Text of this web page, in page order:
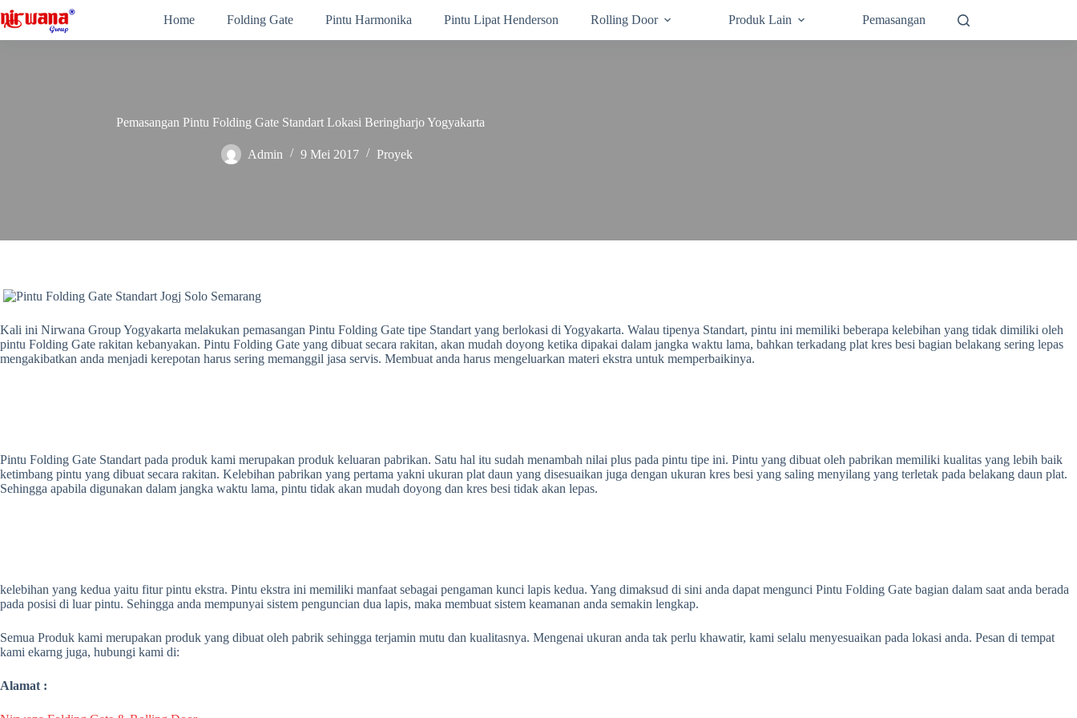
to
Home Folding Gate Pintu Harmonika Pintu Lipat Henderson Rolling Door Produk Lain Pemasangan
Pemasangan Pintu Folding Gate Standart Lokasi Beringharjo Yogyakarta
Admin 9 Mei 2017 Proyek
Kali ini Nirwana Group Yogyakarta melakukan pemasangan Pintu Folding Gate tipe Standart yang berlokasi di Yogyakarta. Walau tipenya Standart, pintu ini memiliki beberapa kelebihan yang tidak dimiliki oleh
pintu Folding Gate rakitan kebanyakan. Pintu Folding Gate yang dibuat secara rakitan, akan mudah doyong ketika dipakai dalam jangka waktu lama, bahkan terkadang plat kres besi bagian belakang sering lepas
mengakibatkan anda menjadi kerepotan harus sering memanggil jasa servis. Membuat anda harus mengeluarkan materi ekstra untuk memperbaikinya.
Pintu Folding Gate Standart pada produk kami merupakan produk keluaran pabrikan. Satu hal itu sudah menambah nilai plus pada pintu tipe ini. Pintu yang dibuat oleh pabrikan memiliki kualitas yang lebih baik
ketimbang pintu yang dibuat secara rakitan. Kelebihan pabrikan yang pertama yakni ukuran plat daun yang disesuaikan juga dengan ukuran kres besi yang saling menyilang yang terletak pada belakang daun plat.
Sehingga apabila digunakan dalam jangka waktu lama, pintu tidak akan mudah doyong dan kres besi tidak akan lepas.
kelebihan yang kedua yaitu fitur pintu ekstra. Pintu ekstra ini memiliki manfaat sebagai pengaman kunci lapis kedua. Yang dimaksud di sini anda dapat mengunci Pintu Folding Gate bagian dalam saat anda berada
pada posisi di luar pintu. Sehingga anda mempunyai sistem penguncian dua lapis, maka membuat sistem keamanan anda semakin lengkap.
Semua Produk kami merupakan produk yang dibuat oleh pabrik sehingga terjamin mutu dan kualitasnya. Mengenai ukuran anda tak perlu khawatir, kami selalu menyesuaikan pada lokasi anda. Pesan di tempat
kami ekarng juga, hubungi kami di:
Alamat :